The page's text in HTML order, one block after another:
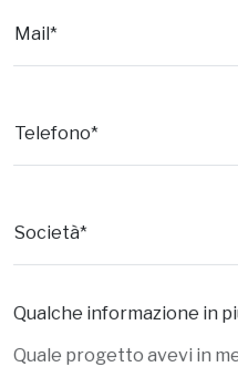
Mail*
Telefono*
Società*
Qualche informazione in